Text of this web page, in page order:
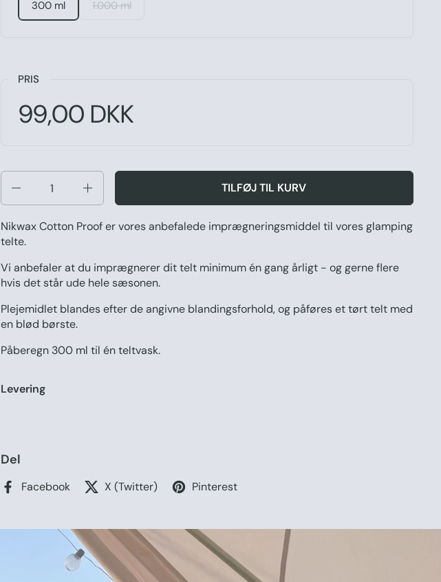
300 ml 1.000 ml
PRIS
Pris:
99,00 DKK
Normal pris:
TILFØJ TIL KURV
Nikwax Cotton Proof er vores anbefalede imprægneringsmiddel til vores glamping
telte.
Vi anbefaler at du imprægnerer dit telt minimum én gang årligt - og gerne flere
hvis det står ude hele sæsonen.
Plejemidlet blandes efter de angivne blandingsforhold, og påføres et tørt telt med
en blød børste.
Påberegn 300 ml til én teltvask.
Levering
Del
Facebook X (Twitter) Pinterest